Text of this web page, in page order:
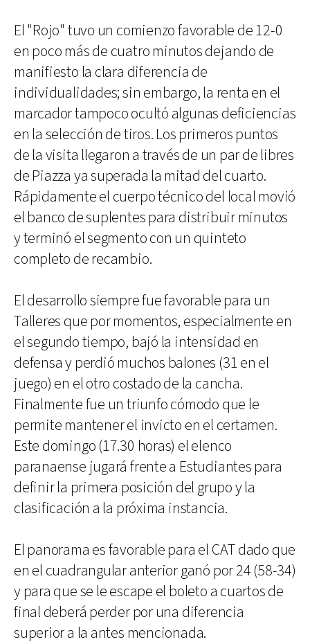
El "Rojo" tuvo un comienzo favorable de 12-0
en poco más de cuatro minutos dejando de
manifiesto la clara diferencia de
individualidades; sin embargo, la renta en el
marcador tampoco ocultó algunas deficiencias
en la selección de tiros. Los primeros puntos
de la visita llegaron a través de un par de libres
de Piazza ya superada la mitad del cuarto.
Rápidamente el cuerpo técnico del local movió
el banco de suplentes para distribuir minutos
y terminó el segmento con un quinteto
completo de recambio.
El desarrollo siempre fue favorable para un
Talleres que por momentos, especialmente en
el segundo tiempo, bajó la intensidad en
defensa y perdió muchos balones (31 en el
juego) en el otro costado de la cancha.
Finalmente fue un triunfo cómodo que le
permite mantener el invicto en el certamen.
Este domingo (17.30 horas) el elenco
paranaense jugará frente a Estudiantes para
definir la primera posición del grupo y la
clasificación a la próxima instancia.
El panorama es favorable para el CAT dado que
en el cuadrangular anterior ganó por 24 (58-34)
y para que se le escape el boleto a cuartos de
final deberá perder por una diferencia
superior a la antes mencionada.